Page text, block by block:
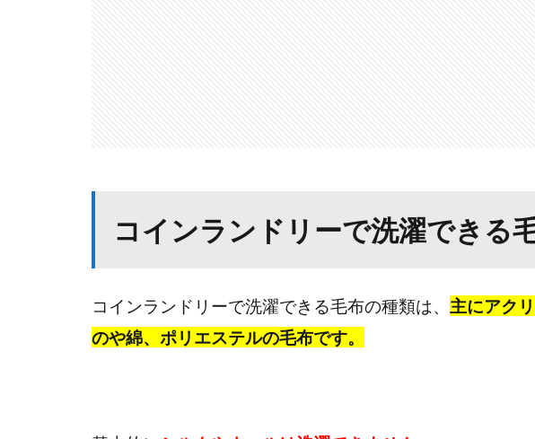
コインランドリーで洗濯できる
コインランドリーで洗濯できる毛布の種類は、 主にアク
のや綿、ポリエステルの毛布です。